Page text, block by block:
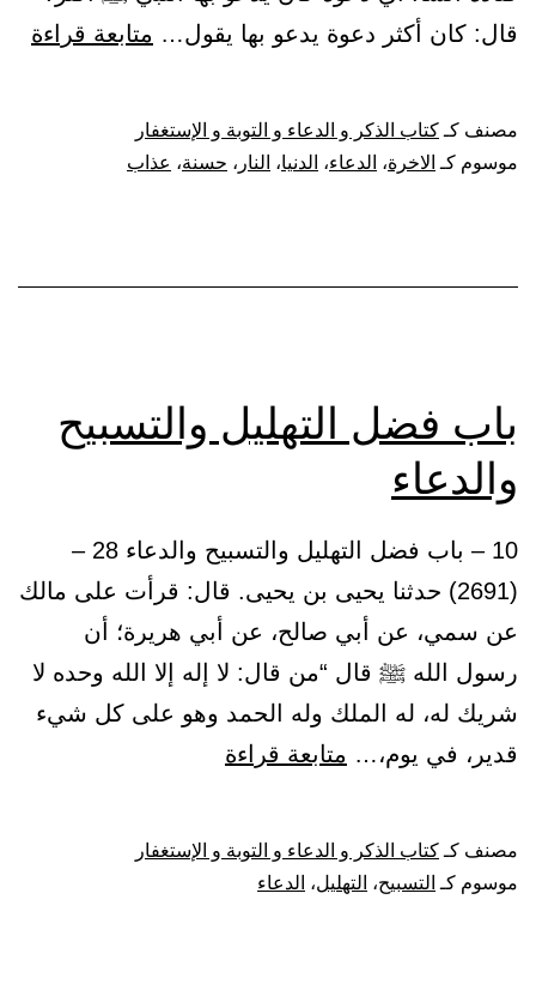
قال: كان أكثر دعوة يدعو بها يقول… متابعة قراءة
مصنف كـ كتاب الذكر و الدعاء و التوبة و الإستغفار
موسوم كـ الاخرة، الدعاء، الدنيا، النار ، حسنة، عذاب
باب فضل التهليل والتسبيح
والدعاء
10 – باب فضل التهليل والتسبيح والدعاء 28 –
(2691) حدثنا يحيى بن يحيى. قال: قرأت على مالك
عن سمي، عن أبي صالح، عن أبي هريرة؛ أن
رسول الله ﷺ قال “من قال: لا إله إلا الله وحده لا
شريك له، له الملك وله الحمد وهو على كل شيء
قدير، في يوم،… متابعة قراءة
مصنف كـ كتاب الذكر و الدعاء و التوبة و الإستغفار
موسوم كـ التسبيح، التهليل، الدعاء